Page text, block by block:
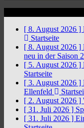
[ 8. August 2026 ]
Startseite
[ 8. August 2026 ]
neu in der Saison
[ 5. August 2026 ]
Startseite
[ 3. August 2026 ]
Ellenfeld
[ 2. August 2026 ]
[ 31. Juli 2026 ]
[ 31. Juli 2026 ]